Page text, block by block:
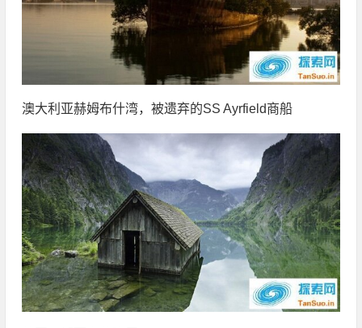
澳大利亚赫姆布什湾，被遗弃的SS Ayrfield商船